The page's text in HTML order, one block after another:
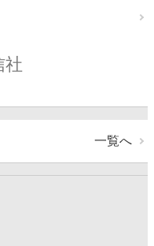
社
一覧へ